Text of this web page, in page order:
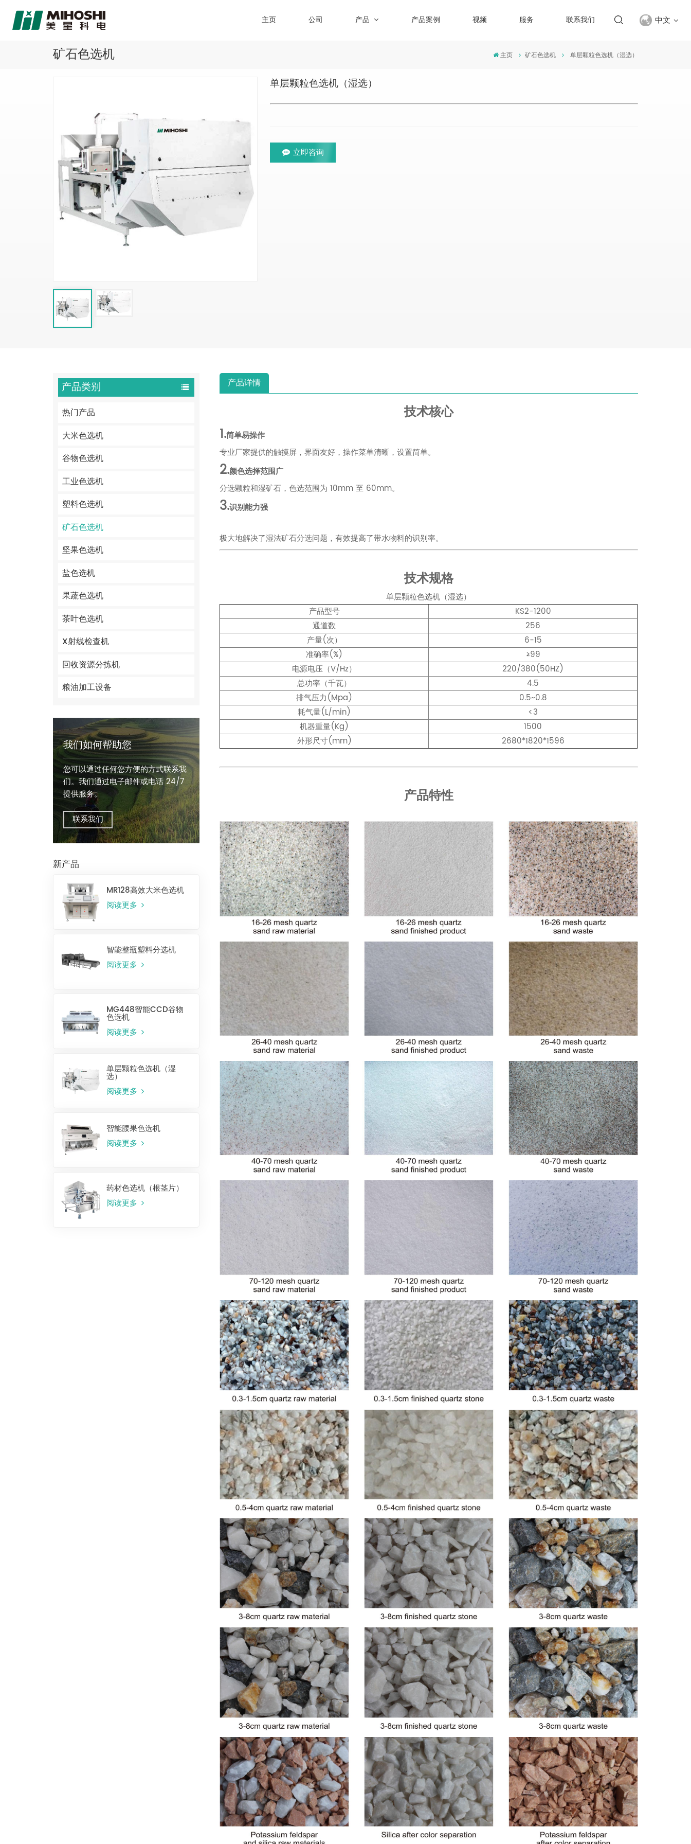
主页 公司 产品 产品案例 视频 服务 联系我们 中文
矿石色选机 主页 矿石色选机 单层颗粒色选机（湿选）
单层颗粒色选机（湿选）
立即咨询
产品类别
热门产品
大米色选机
谷物色选机
工业色选机
塑料色选机
矿石色选机
坚果色选机
盐色选机
果蔬色选机
茶叶色选机
X射线检查机
回收资源分拣机
粮油加工设备
我们如何帮助您
您可以通过任何您方便的方式联系我
们。我们通过电子邮件或电话 24/7
提供服务。
联系我们
新产品
MR128高效大米色选机
阅读更多
智能整瓶塑料分选机
阅读更多
MG448智能CCD谷物
色选机
阅读更多
单层颗粒色选机（湿
选）
阅读更多
智能腰果色选机
阅读更多
药材色选机（根茎片）
阅读更多
产品详情
技术核心
1.简单易操作
专业厂家提供的触摸屏，界面友好，操作菜单清晰，设置简单。
2.颜色选择范围广
分选颗粒和湿矿石，色选范围为 10mm 至 60mm。
3.识别能力强
极大地解决了湿法矿石分选问题，有效提高了带水物料的识别率。
技术规格
单层颗粒色选机（湿选）
产品型号
KS2-1200
通道数
256
产量(次）
6-15
准确率(%)
≥99
电源电压（V/Hz）
220/380(50HZ)
总功率（千瓦）
4.5
排气压力(Mpa)
0.5~0.8
耗气量(L/min)
<3
机器重量(Kg)
1500
外形尺寸(mm)
2680*1820*1596
产品特性